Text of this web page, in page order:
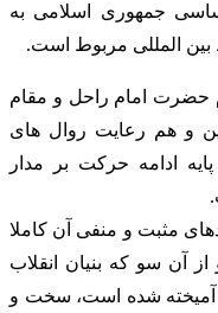
جمهوری اسلامی به
بین المللی مربوط است.
حضرت امام راحل و مقام
و هم رعایت روال های
ادامه حرکت بر مدار
مثبت و منفی آن کاملا
سو که بنیان انقلاب
آمیخته شده است، سخت و